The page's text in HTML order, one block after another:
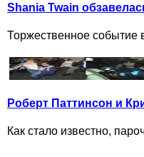
Shania Twain
Торжественное событие
Роберт Паттинсон и
Как стало известно,